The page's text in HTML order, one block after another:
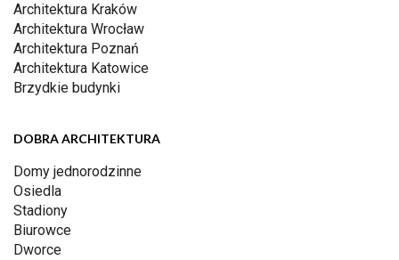
Architektura Kraków
Architektura Wrocław
Architektura Poznań
Architektura Katowice
Brzydkie budynki
DOBRA ARCHITEKTURA
Domy jednorodzinne
Osiedla
Stadiony
Biurowce
Dworce